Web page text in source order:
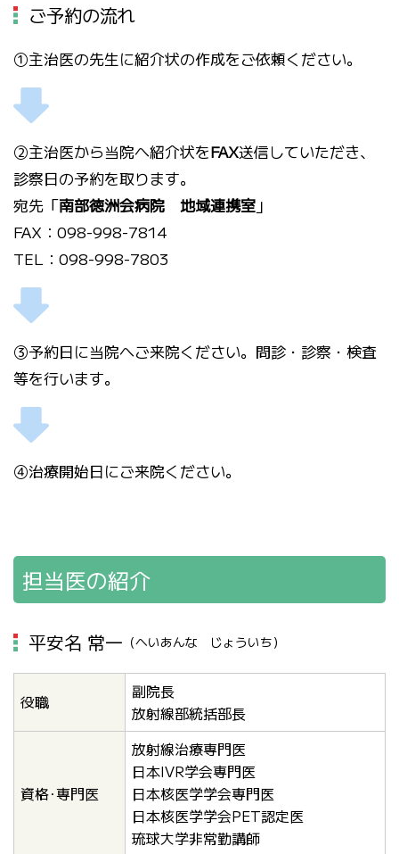
ご予約の流れ
①主治医の先生に紹介状の作成をご依頼ください。
②主治医から当院へ紹介状をFAX送信していただき、
診察日の予約を取ります。
宛先「南部徳洲会病院 地域連携室 」
FAX：098-998-7814
TEL：098-998-7803
③予約日に当院へご来院ください。問診・診察・検査
等を行います。
④治療開始日にご来院ください。
担当医の紹介
平安名 常一 （へいあんな じょういち）
役職
副院長
放射線部統括部長
資格･専門医
放射線治療専門医
日本IVR学会専門医
日本核医学学会専門医
日本核医学学会PET認定医
琉球大学非常勤講師